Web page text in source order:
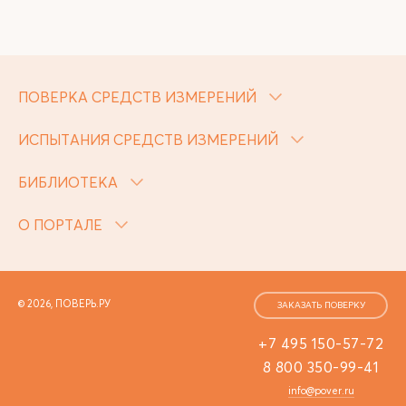
ПОВЕРКА СРЕДСТВ ИЗМЕРЕНИЙ
ИСПЫТАНИЯ СРЕДСТВ ИЗМЕРЕНИЙ
БИБЛИОТЕКА
О ПОРТАЛЕ
© 2026, ПОВЕРЬ.РУ
+7 495 150-57-72
8 800 350-99-41
info@pover.ru
ЗАКАЗАТЬ ПОВЕРКУ